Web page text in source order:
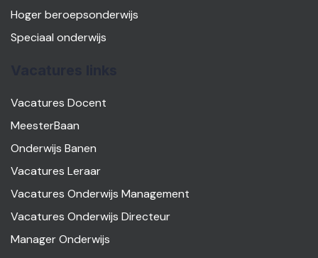
Hoger beroepsonderwijs
Speciaal onderwijs
Vacatures Docent
MeesterBaan
Onderwijs Banen
Vacatures Leraar
Vacatures Onderwijs Management
Vacatures Onderwijs Directeur
Manager Onderwijs